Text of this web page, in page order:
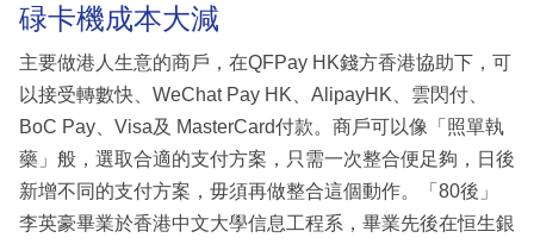
碌卡機成本大減
主要做港人生意的商戶，在QFPay HK錢方香港協助下，可
以接受轉數快、WeChat Pay HK、AlipayHK、雲閃付、
BoC Pay、Visa及 MasterCard付款。商戶可以像「照單執
藥」般，選取合適的支付方案，只需一次整合便足夠，日後
新增不同的支付方案，毋須再做整合這個動作。「80後」
李英豪畢業於香港中文大學信息工程系，畢業先後在恒生銀